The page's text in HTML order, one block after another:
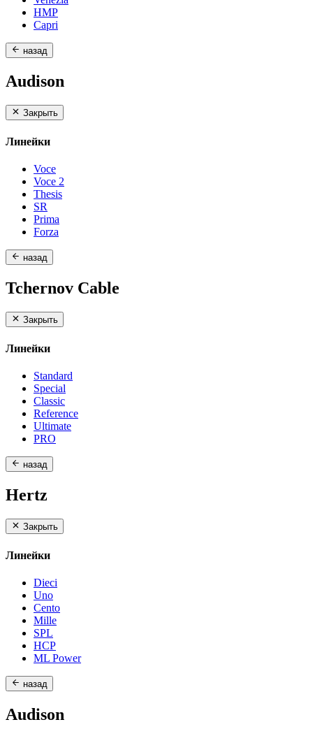
HMP
Capri
назад
Audison
Закрыть
Линейки
Voce
Voce 2
Thesis
SR
Prima
Forza
назад
Tchernov Cable
Закрыть
Линейки
Standard
Special
Classic
Reference
Ultimate
PRO
назад
Hertz
Закрыть
Линейки
Dieci
Uno
Cento
Mille
SPL
HCP
ML Power
назад
Audison